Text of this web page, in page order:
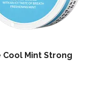
Cool Mint Strong